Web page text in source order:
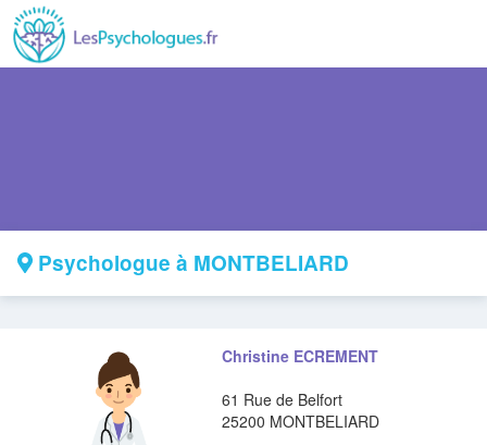
Psychologue à MONTBELIARD
Christine ECREMENT
61 Rue de Belfort
25200 MONTBELIARD